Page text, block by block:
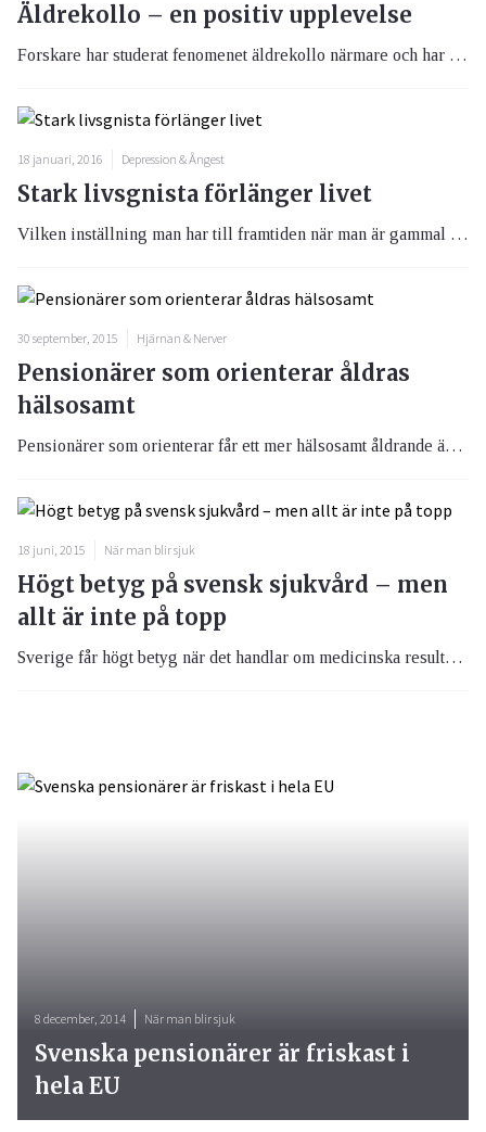
Äldrekollo – en positiv upplevelse
Forskare har studerat fenomenet äldrekollo närmare och har hittat en rad mycket positiva effekter. Deltagarna upplevde bland annat bättre sömn och att man tog färre mediciner.
18 januari, 2016 Depression & Ångest
Stark livsgnista förlänger livet
Vilken inställning man har till framtiden när man är gammal har betydelse för hur länge man lever. En stark livsgnista har gynnsam effekt på livslängden och minskar även risken för depression.
30 september, 2015 Hjärnan & Nerver
Pensionärer som orienterar åldras
hälsosamt
Pensionärer som orienterar får ett mer hälsosamt åldrande än andra. Forskarna bakom studien menar att orientering håller både kropp och själ alert.
18 juni, 2015 När man blir sjuk
Högt betyg på svensk sjukvård – men
allt är inte på topp
Sverige får högt betyg när det handlar om medicinska resultat inom sjukvården, däremot hamnar svensk vård långt ner på listan när det kommer till andra delar inom vården.
8 december, 2014 När man blir sjuk
Svenska pensionärer är friskast i
hela EU